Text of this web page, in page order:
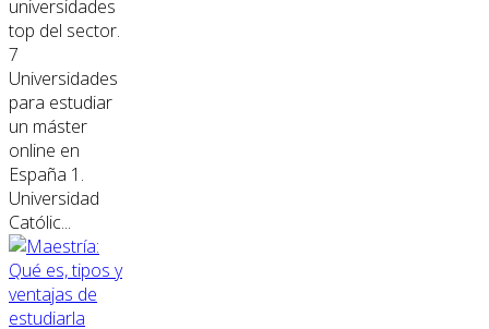
universidades
top del sector.
7
Universidades
para estudiar
un máster
online en
España 1.
Universidad
Católic...